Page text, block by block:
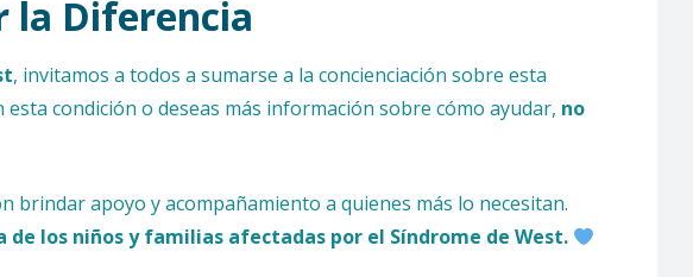
la Diferencia
, invitamos a todos a sumarse a la concienciación sobre esta
condición o deseas más información sobre cómo ayudar, no
brindar apoyo y acompañamiento a quienes más lo necesitan.
los niños y familias afectadas por el Síndrome de West.